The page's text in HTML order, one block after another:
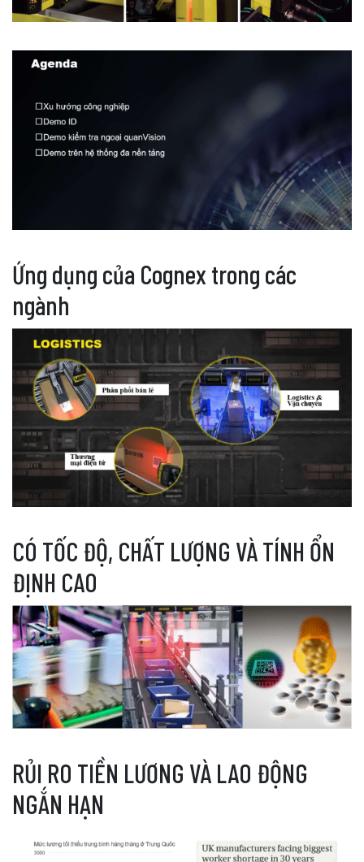
Ứng dụng của Cognex trong các
ngành
CÓ TỐC ĐỘ, CHẤT LƯỢNG VÀ TÍNH ỔN
ĐỊNH CAO
RỦI RO TIỀN LƯƠNG VÀ LAO ĐỘNG
NGẮN HẠN